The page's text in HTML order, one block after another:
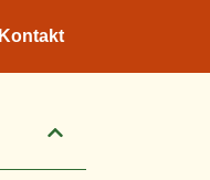
Kontakt